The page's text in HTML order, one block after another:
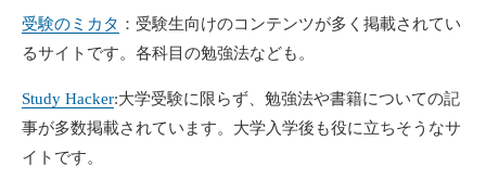
受験のミカタ ：受験生向けのコンテンツが多く掲載されてい
るサイトです。各科目の勉強法なども。
Study Hacker:大学受験に限らず、勉強法や書籍についての記
事が多数掲載されています。大学入学後も役に立ちそうなサ
イトです。